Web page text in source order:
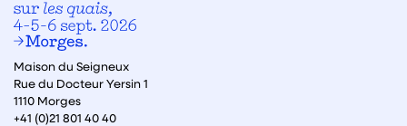
Maison du Seigneux
Rue du Docteur Yersin 1
1110 Morges
+41 (0)21 801 40 40